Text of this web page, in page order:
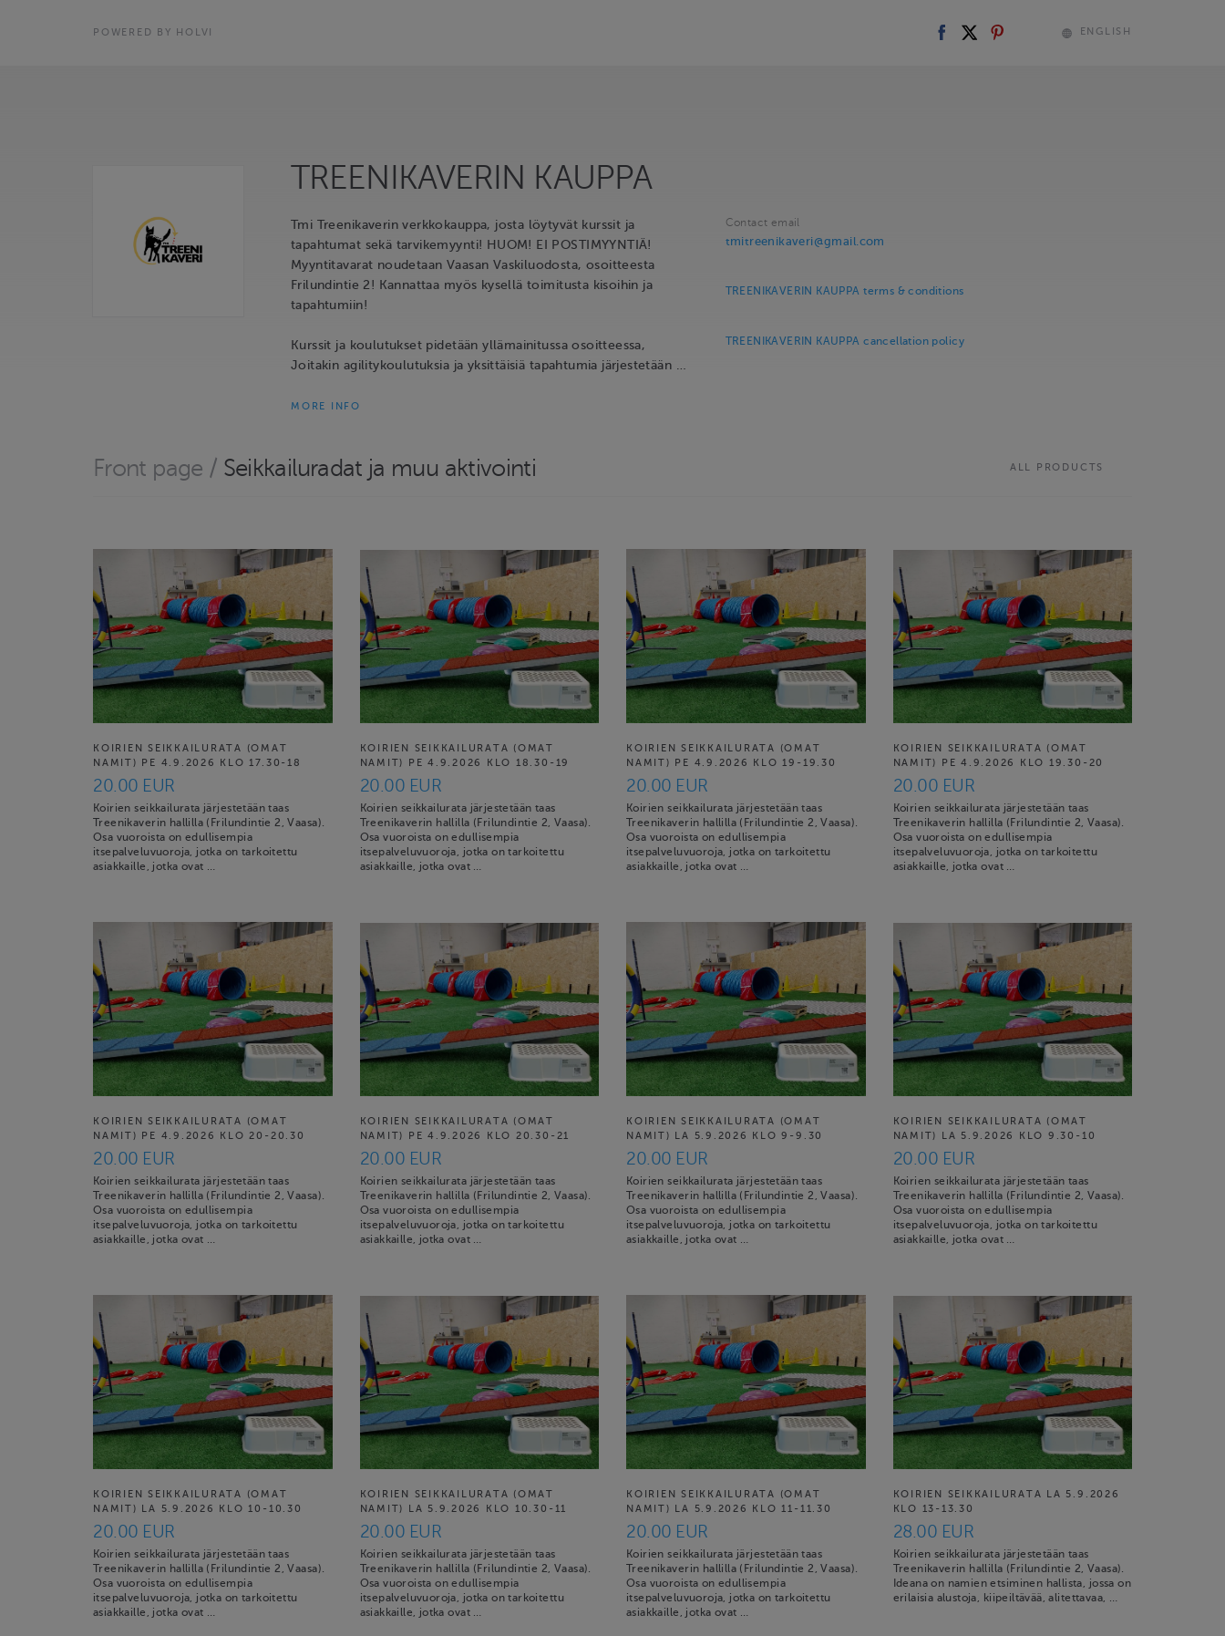
POWERED BY HOLVI ENGLISH
TREENIKAVERIN KAUPPA
Tmi Treenikaverin verkkokauppa, josta löytyvät kurssit ja
tapahtumat sekä tarvikemyynti! HUOM! EI POSTIMYYNTIÄ!
Myyntitavarat noudetaan Vaasan Vaskiluodosta, osoitteesta
Frilundintie 2! Kannattaa myös kysellä toimitusta kisoihin ja
tapahtumiin!
Kurssit ja koulutukset pidetään yllämainitussa osoitteessa,
Joitakin agilitykoulutuksia ja yksittäisiä tapahtumia järjestetään …
MORE INFO
Contact email
tmitreenikaveri@gmail.com
TREENIKAVERIN KAUPPA terms & conditions
TREENIKAVERIN KAUPPA cancellation policy
Front page / Seikkailuradat ja muu aktivointi ALL PRODUCTS
KOIRIEN SEIKKAILURATA (OMAT
NAMIT) PE 4.9.2026 KLO 17.30-18
20.00 EUR
Koirien seikkailurata järjestetään taas
Treenikaverin hallilla (Frilundintie 2, Vaasa).
Osa vuoroista on edullisempia
itsepalveluvuoroja, jotka on tarkoitettu
asiakkaille, jotka ovat …
KOIRIEN SEIKKAILURATA (OMAT
NAMIT) PE 4.9.2026 KLO 18.30-19
20.00 EUR
Koirien seikkailurata järjestetään taas
Treenikaverin hallilla (Frilundintie 2, Vaasa).
Osa vuoroista on edullisempia
itsepalveluvuoroja, jotka on tarkoitettu
asiakkaille, jotka ovat …
KOIRIEN SEIKKAILURATA (OMAT
NAMIT) PE 4.9.2026 KLO 19-19.30
20.00 EUR
Koirien seikkailurata järjestetään taas
Treenikaverin hallilla (Frilundintie 2, Vaasa).
Osa vuoroista on edullisempia
itsepalveluvuoroja, jotka on tarkoitettu
asiakkaille, jotka ovat …
KOIRIEN SEIKKAILURATA (OMAT
NAMIT) PE 4.9.2026 KLO 19.30-20
20.00 EUR
Koirien seikkailurata järjestetään taas
Treenikaverin hallilla (Frilundintie 2, Vaasa).
Osa vuoroista on edullisempia
itsepalveluvuoroja, jotka on tarkoitettu
asiakkaille, jotka ovat …
KOIRIEN SEIKKAILURATA (OMAT
NAMIT) PE 4.9.2026 KLO 20-20.30
20.00 EUR
Koirien seikkailurata järjestetään taas
Treenikaverin hallilla (Frilundintie 2, Vaasa).
Osa vuoroista on edullisempia
itsepalveluvuoroja, jotka on tarkoitettu
asiakkaille, jotka ovat …
KOIRIEN SEIKKAILURATA (OMAT
NAMIT) PE 4.9.2026 KLO 20.30-21
20.00 EUR
Koirien seikkailurata järjestetään taas
Treenikaverin hallilla (Frilundintie 2, Vaasa).
Osa vuoroista on edullisempia
itsepalveluvuoroja, jotka on tarkoitettu
asiakkaille, jotka ovat …
KOIRIEN SEIKKAILURATA (OMAT
NAMIT) LA 5.9.2026 KLO 9-9.30
20.00 EUR
Koirien seikkailurata järjestetään taas
Treenikaverin hallilla (Frilundintie 2, Vaasa).
Osa vuoroista on edullisempia
itsepalveluvuoroja, jotka on tarkoitettu
asiakkaille, jotka ovat …
KOIRIEN SEIKKAILURATA (OMAT
NAMIT) LA 5.9.2026 KLO 9.30-10
20.00 EUR
Koirien seikkailurata järjestetään taas
Treenikaverin hallilla (Frilundintie 2, Vaasa).
Osa vuoroista on edullisempia
itsepalveluvuoroja, jotka on tarkoitettu
asiakkaille, jotka ovat …
KOIRIEN SEIKKAILURATA (OMAT
NAMIT) LA 5.9.2026 KLO 10-10.30
20.00 EUR
Koirien seikkailurata järjestetään taas
Treenikaverin hallilla (Frilundintie 2, Vaasa).
Osa vuoroista on edullisempia
itsepalveluvuoroja, jotka on tarkoitettu
asiakkaille, jotka ovat …
KOIRIEN SEIKKAILURATA (OMAT
NAMIT) LA 5.9.2026 KLO 10.30-11
20.00 EUR
Koirien seikkailurata järjestetään taas
Treenikaverin hallilla (Frilundintie 2, Vaasa).
Osa vuoroista on edullisempia
itsepalveluvuoroja, jotka on tarkoitettu
asiakkaille, jotka ovat …
KOIRIEN SEIKKAILURATA (OMAT
NAMIT) LA 5.9.2026 KLO 11-11.30
20.00 EUR
Koirien seikkailurata järjestetään taas
Treenikaverin hallilla (Frilundintie 2, Vaasa).
Osa vuoroista on edullisempia
itsepalveluvuoroja, jotka on tarkoitettu
asiakkaille, jotka ovat …
KOIRIEN SEIKKAILURATA LA 5.9.2026
KLO 13-13.30
28.00 EUR
Koirien seikkailurata järjestetään taas
Treenikaverin hallilla (Frilundintie 2, Vaasa).
Ideana on namien etsiminen hallista, jossa on
erilaisia alustoja, kiipeiltävää, alitettavaa, …